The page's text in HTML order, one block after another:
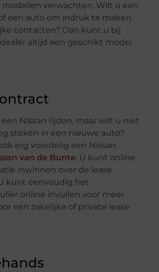
verwachten. Wilt u een
een auto om indruk te maken
contacten? Dan kunt u bij
altijd een geschikt model
Nissan rijden, maar wilt u niet
steken in een nieuwe auto?
erg voordelig een Nissan
van de Bunte. U kunt online
inwinnen over de lease
kunt eenvoudig het
online invullen voor meer
een zakelijke of private lease